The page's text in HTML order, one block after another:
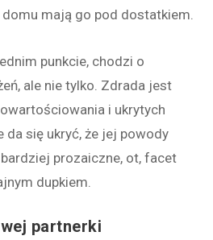
mają go pod dostatkiem.
punkcie, chodzi o
ale nie tylko. Zdrada jest
i ukrytych
da się ukryć, że jej powody
prozaiczne, ot, facet
dupkiem.
partnerki